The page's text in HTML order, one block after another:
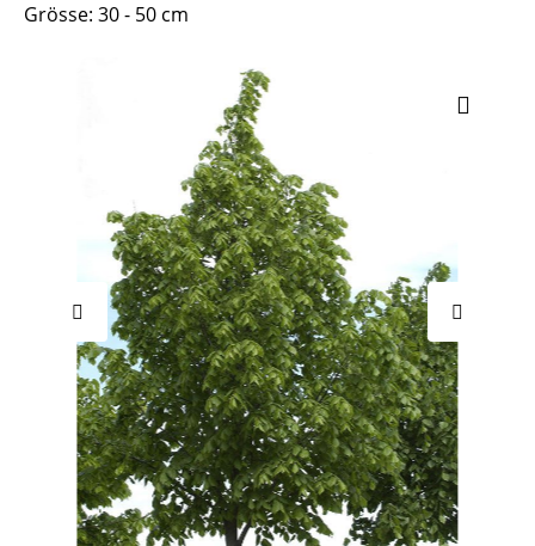
Grösse: 30 - 50 cm